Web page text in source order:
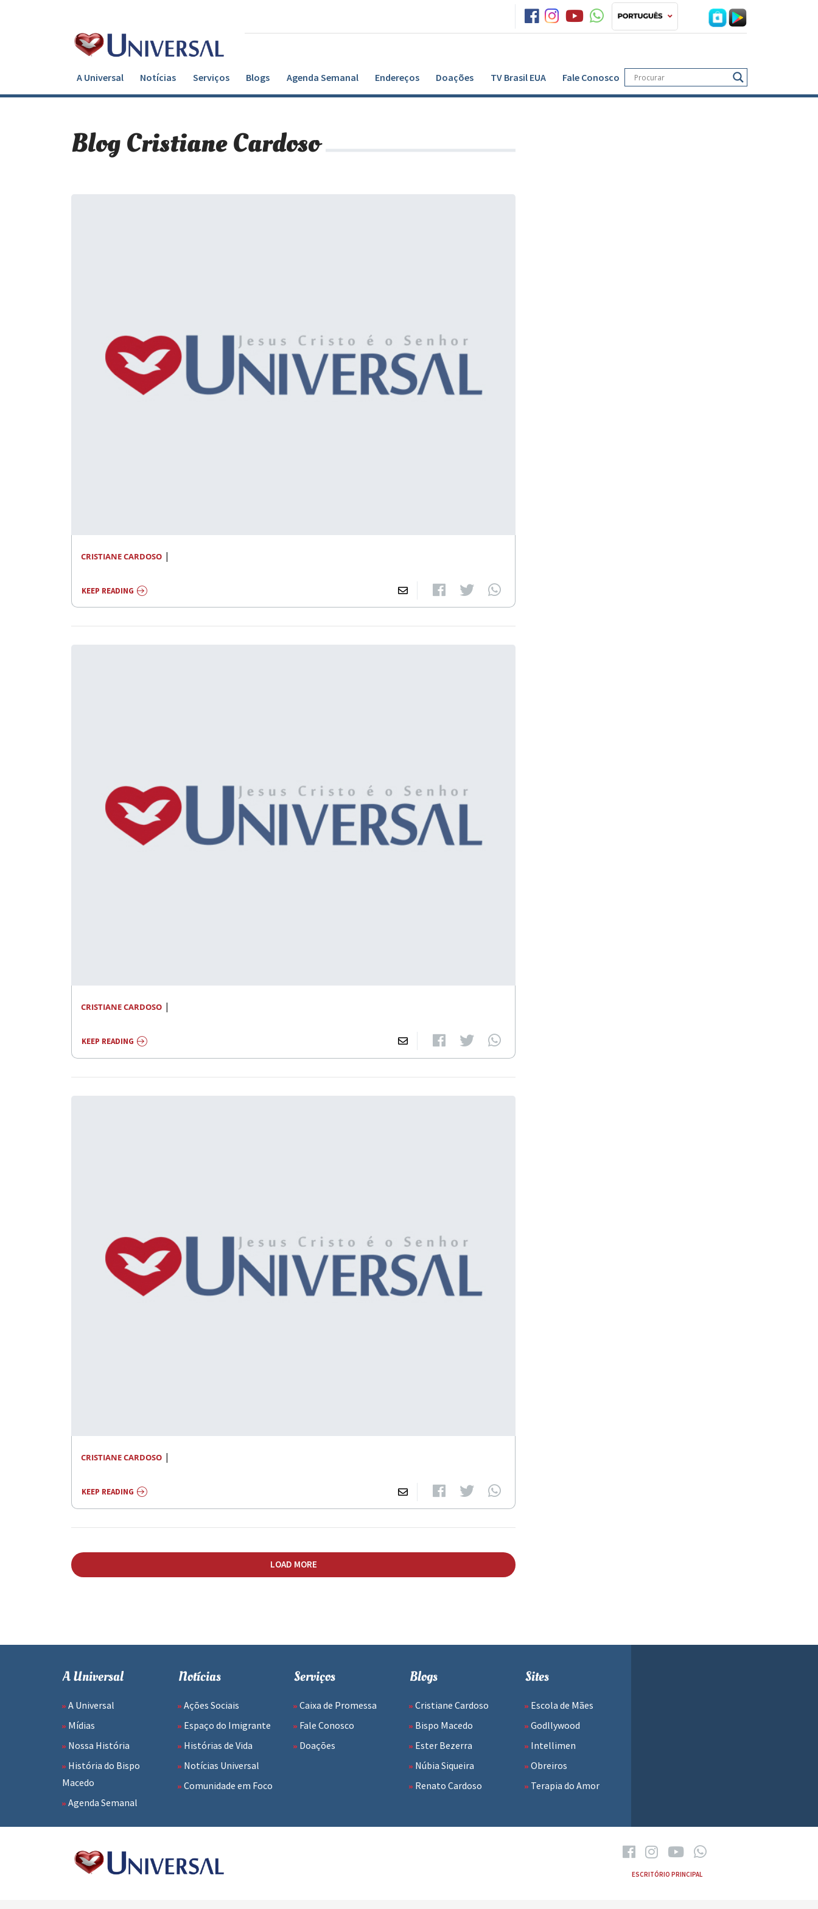
A Universal Notícias Serviços Blogs Agenda Semanal Endereços Doações TV Brasil EUA Fale Conosco
Blog Cristiane Cardoso
CRISTIANE CARDOSO |
KEEP READING
CRISTIANE CARDOSO |
KEEP READING
CRISTIANE CARDOSO |
KEEP READING
LOAD MORE
A Universal
A Universal
Mídias
Nossa História
História do Bispo
Macedo
Agenda Semanal
Notícias
Ações Sociais
Espaço do Imigrante
Histórias de Vida
Notícias Universal
Comunidade em Foco
Serviços
Caixa de Promessa
Fale Conosco
Doações
Blogs
Cristiane Cardoso
Bispo Macedo
Ester Bezerra
Núbia Siqueira
Renato Cardoso
Sites
Escola de Mães
Godllywood
Intellimen
Obreiros
Terapia do Amor
ESCRITÓRIO PRINCIPAL